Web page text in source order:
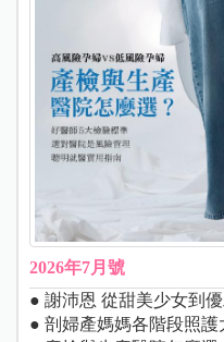
2026年7月號
● 謝沛恩 從甜美少女到
● 剖婦產媽媽各階段照護